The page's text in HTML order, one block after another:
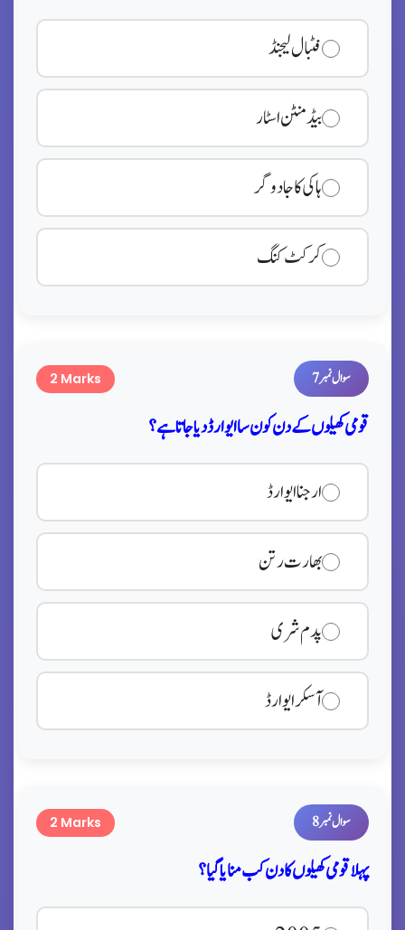
فٹبال لیجنڈ
بیڈمنٹن اسٹار
ہاکی کا جادوگر
کرکٹ کنگ
2 Marks سوال نمبر 7
قومی کھیلوں کے دن کون سا ایوارڈ دیا جاتا ہے؟
ارجنا ایوارڈ
بھارت رتن
پدم شری
آسکر ایوارڈ
2 Marks سوال نمبر 8
پہلا قومی کھیلوں کا دن کب منایا گیا؟